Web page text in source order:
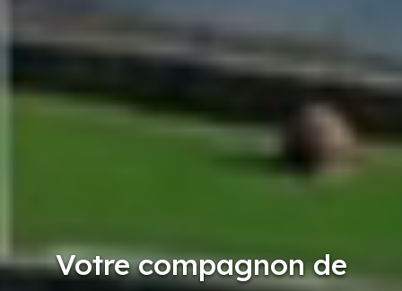
Votre compagnon de